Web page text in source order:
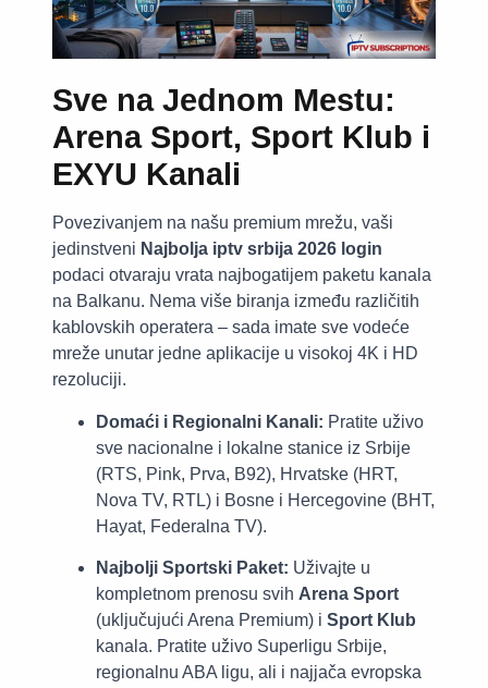
Sve na Jednom Mestu:
Arena Sport, Sport Klub i
EXYU Kanali
Povezivanjem na našu premium mrežu, vaši
jedinstveni Najbolja iptv srbija 2026 login
podaci otvaraju vrata najbogatijem paketu kanala
na Balkanu. Nema više biranja između različitih
kablovskih operatera – sada imate sve vodeće
mreže unutar jedne aplikacije u visokoj 4K i HD
rezoluciji.
Domaći i Regionalni Kanali: Pratite uživo
sve nacionalne i lokalne stanice iz Srbije
(RTS, Pink, Prva, B92), Hrvatske (HRT,
Nova TV, RTL) i Bosne i Hercegovine (BHT,
Hayat, Federalna TV).
Najbolji Sportski Paket: Uživajte u
kompletnom prenosu svih Arena Sport
(uključujući Arena Premium) i Sport Klub
kanala. Pratite uživo Superligu Srbije,
regionalnu ABA ligu, ali i najjača evropska